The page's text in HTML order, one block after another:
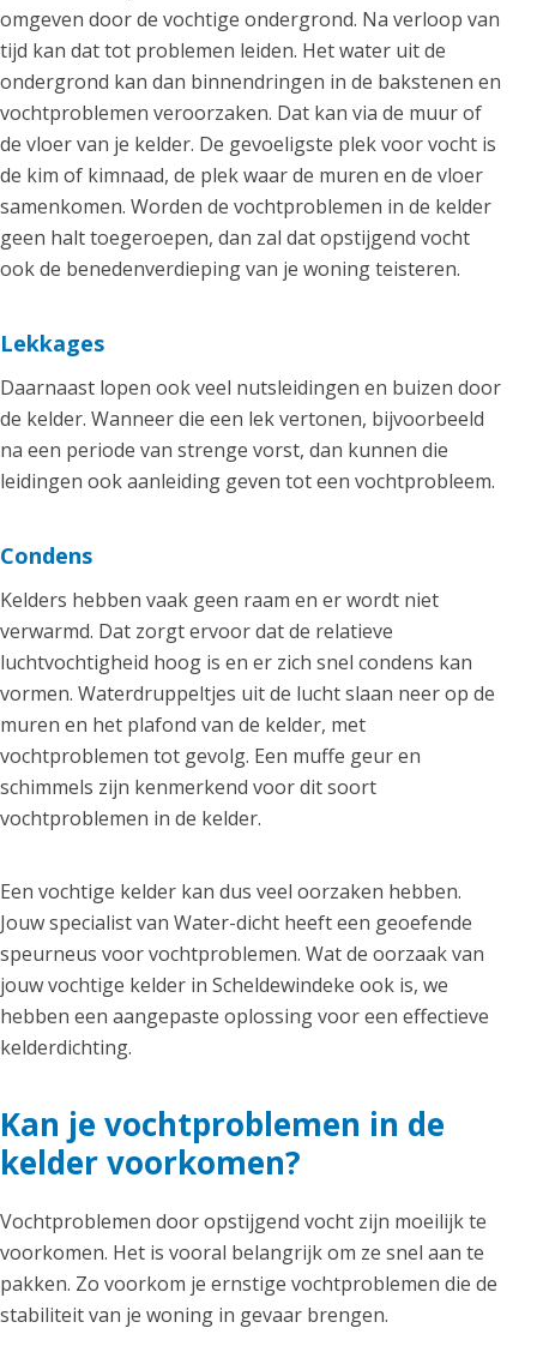
omgeven door de vochtige ondergrond. Na verloop van
tijd kan dat tot problemen leiden. Het water uit de
ondergrond kan dan binnendringen in de bakstenen en
vochtproblemen veroorzaken. Dat kan via de muur of
de vloer van je kelder. De gevoeligste plek voor vocht is
de kim of kimnaad, de plek waar de muren en de vloer
samenkomen. Worden de vochtproblemen in de kelder
geen halt toegeroepen, dan zal dat opstijgend vocht
ook de benedenverdieping van je woning teisteren.
Lekkages
Daarnaast lopen ook veel nutsleidingen en buizen door
de kelder. Wanneer die een lek vertonen, bijvoorbeeld
na een periode van strenge vorst, dan kunnen die
leidingen ook aanleiding geven tot een vochtprobleem.
Condens
Kelders hebben vaak geen raam en er wordt niet
verwarmd. Dat zorgt ervoor dat de relatieve
luchtvochtigheid hoog is en er zich snel condens kan
vormen. Waterdruppeltjes uit de lucht slaan neer op de
muren en het plafond van de kelder, met
vochtproblemen tot gevolg. Een muffe geur en
schimmels zijn kenmerkend voor dit soort
vochtproblemen in de kelder.
Een vochtige kelder kan dus veel oorzaken hebben.
Jouw specialist van Water-dicht heeft een geoefende
speurneus voor vochtproblemen. Wat de oorzaak van
jouw vochtige kelder in Scheldewindeke ook is, we
hebben een aangepaste oplossing voor een effectieve
kelderdichting.
Kan je vochtproblemen in de
kelder voorkomen?
Vochtproblemen door opstijgend vocht zijn moeilijk te
voorkomen. Het is vooral belangrijk om ze snel aan te
pakken. Zo voorkom je ernstige vochtproblemen die de
stabiliteit van je woning in gevaar brengen.